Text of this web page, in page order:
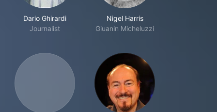
Dario Ghirardi
Journalist
Nigel Harris
Giuanin Micheluzzi